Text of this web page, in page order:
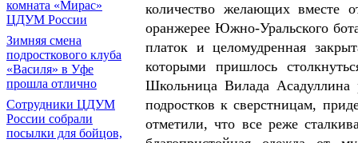
комната «Мирас»
ЦДУМ России
Зимняя смена
подросткового клуба
«Василя» в Уфе
прошла отлично
Сотрудники ЦДУМ
России собрали
посылки для бойцов,
количество желающих вместе
оранжерее Южно-Уральского
платок и целомудренная
которыми пришлось
Школьница Вилада
подростков к сверстницам,
отметили, что все реже